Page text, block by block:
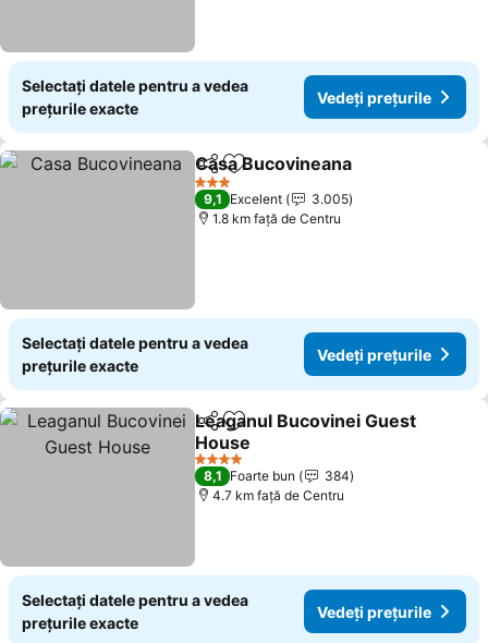
Selectați datele pentru a vedea
prețurile exacte
Vedeți prețurile
DistribuițiAdăugaţi la favorite
Casa Bucovineana
3 Stele
9,1 Excelent
3.005
1.8 km faţă de Centru
Selectați datele pentru a vedea
prețurile exacte
Vedeți prețurile
DistribuițiAdăugaţi la favorite
Leaganul Bucovinei Guest
House
Vedeți prețurile
4 Stele
8,1 Foarte bun
384
4.7 km faţă de Centru
Selectați datele pentru a vedea
prețurile exacte
Vedeți prețurile